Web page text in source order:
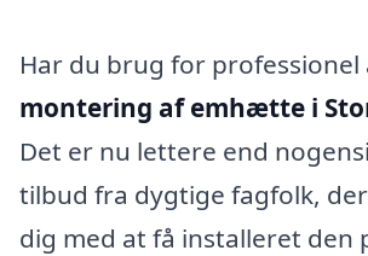
Har du brug for professionel
montering af emhætte i
Det er nu lettere end
tilbud fra dygtige fagfolk,
dig med at få installeret den